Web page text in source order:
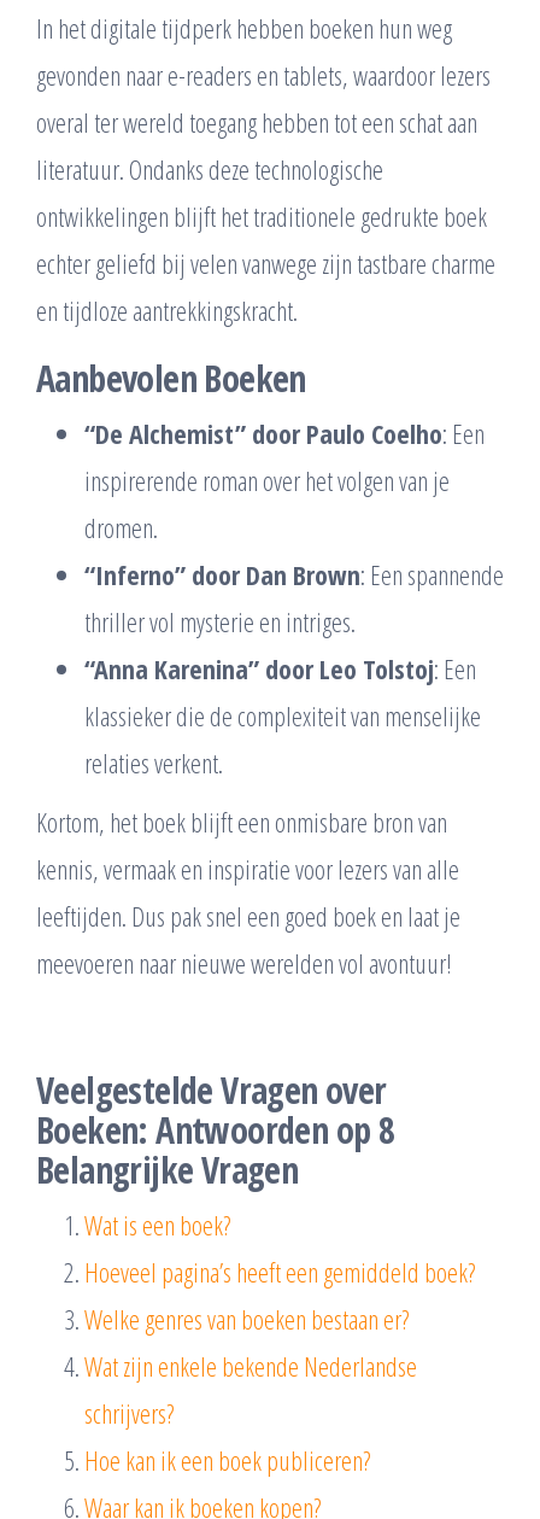
In het digitale tijdperk hebben boeken hun weg
gevonden naar e-readers en tablets, waardoor lezers
overal ter wereld toegang hebben tot een schat aan
literatuur. Ondanks deze technologische
ontwikkelingen blijft het traditionele gedrukte boek
echter geliefd bij velen vanwege zijn tastbare charme
en tijdloze aantrekkingskracht.
Aanbevolen Boeken
“De Alchemist” door Paulo Coelho: Een
inspirerende roman over het volgen van je
dromen.
“Inferno” door Dan Brown: Een spannende
thriller vol mysterie en intriges.
“Anna Karenina” door Leo Tolstoj: Een
klassieker die de complexiteit van menselijke
relaties verkent.
Kortom, het boek blijft een onmisbare bron van
kennis, vermaak en inspiratie voor lezers van alle
leeftijden. Dus pak snel een goed boek en laat je
meevoeren naar nieuwe werelden vol avontuur!
Veelgestelde Vragen over
Boeken: Antwoorden op 8
Belangrijke Vragen
Wat is een boek?
Hoeveel pagina’s heeft een gemiddeld boek?
Welke genres van boeken bestaan er?
Wat zijn enkele bekende Nederlandse
schrijvers?
Hoe kan ik een boek publiceren?
Waar kan ik boeken kopen?